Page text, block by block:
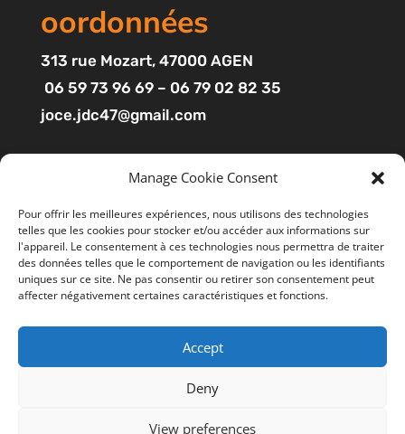
Manage Cookie Consent
Pour offrir les meilleures expériences, nous utilisons des technologies
telles que les cookies pour stocker et/ou accéder aux informations sur
l'appareil. Le consentement à ces technologies nous permettra de traiter
des données telles que le comportement de navigation ou les identifiants
uniques sur ce site. Ne pas consentir ou retirer son consentement peut
affecter négativement certaines caractéristiques et fonctions.
Accept
Deny
View preferences
oordonnées
313 rue Mozart, 47000 AGEN
06 59 73 96 69 – 06 79 02 82 35
joce.jdc47@gmail.com
Boutique
Mon compte
Contact
Liens utiles
Ce site utilise des cookies pour améliorer votre
expérience. En cliquant sur “ACCEPTER”, vous consentez à
l'utilisation de tous les cookies. Vous pouvez suivre le lien